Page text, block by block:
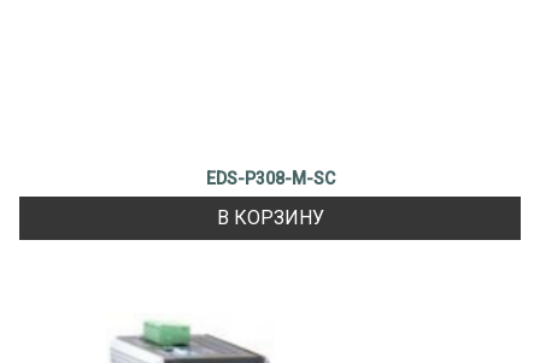
EDS-P308-M-SC
В КОРЗИНУ